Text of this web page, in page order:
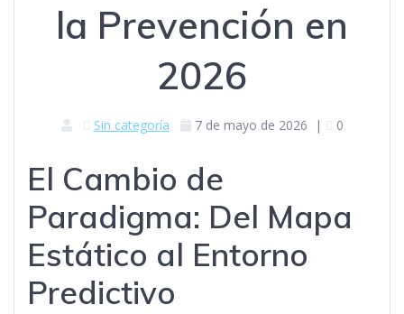
la Prevención en
2026
Sin categoría 7 de mayo de 2026 | 0
El Cambio de
Paradigma: Del Mapa
Estático al Entorno
Predictivo